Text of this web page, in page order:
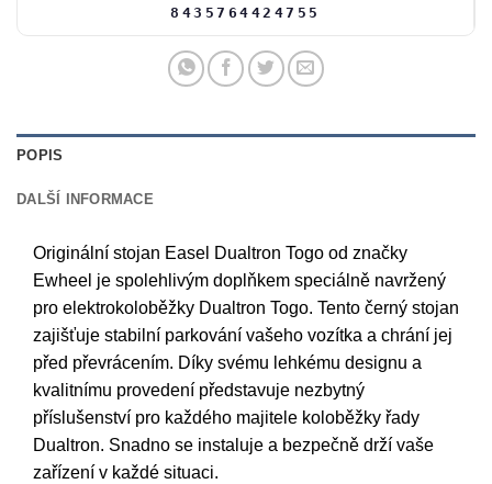
8435764424755
POPIS
DALŠÍ INFORMACE
Originální stojan Easel Dualtron Togo od značky
Ewheel je spolehlivým doplňkem speciálně navržený
pro elektrokoloběžky Dualtron Togo. Tento černý stojan
zajišťuje stabilní parkování vašeho vozítka a chrání jej
před převrácením. Díky svému lehkému designu a
kvalitnímu provedení představuje nezbytný
příslušenství pro každého majitele koloběžky řady
Dualtron. Snadno se instaluje a bezpečně drží vaše
zařízení v každé situaci.